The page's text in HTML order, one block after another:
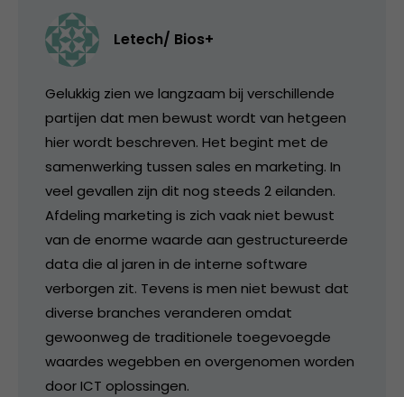
Letech/ Bios+
Gelukkig zien we langzaam bij verschillende
partijen dat men bewust wordt van hetgeen
hier wordt beschreven. Het begint met de
samenwerking tussen sales en marketing. In
veel gevallen zijn dit nog steeds 2 eilanden.
Afdeling marketing is zich vaak niet bewust
van de enorme waarde aan gestructureerde
data die al jaren in de interne software
verborgen zit. Tevens is men niet bewust dat
diverse branches veranderen omdat
gewoonweg de traditionele toegevoegde
waardes wegebben en overgenomen worden
door ICT oplossingen.